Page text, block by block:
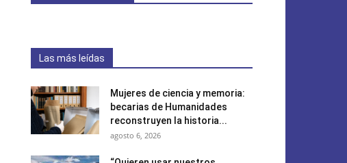
Las más leídas
Mujeres de ciencia y memoria:
becarias de Humanidades
reconstruyen la historia...
agosto 6, 2026